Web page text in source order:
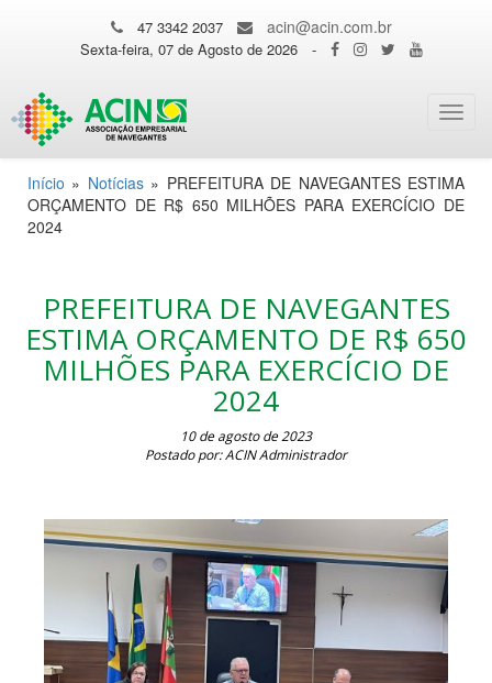
47 3342 2037 acin@acin.com.br
Sexta-feira, 07 de Agosto de 2026 -
Início » Notícias» PREFEITURA DE NAVEGANTES ESTIMA
ORÇAMENTO DE R$ 650 MILHÕES PARA EXERCÍCIO DE
2024
PREFEITURA DE NAVEGANTES
ESTIMA ORÇAMENTO DE R$ 650
MILHÕES PARA EXERCÍCIO DE
2024
10 de agosto de 2023
Postado por: ACIN Administrador